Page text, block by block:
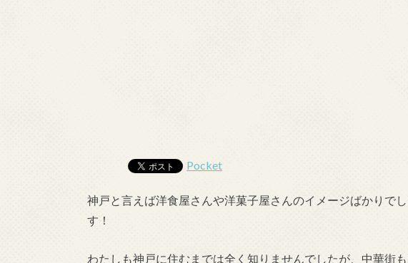
Pocket
神戸と言えば洋食屋さんや洋菓子屋さんのイメージばかりで
す！
わたしも神戸に住むまでは全く知りませんでしたが、中華街